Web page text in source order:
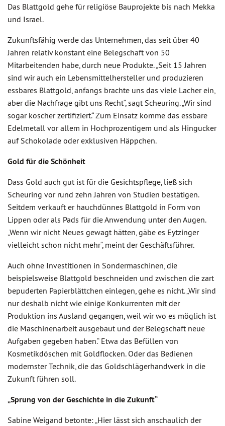
Das Blattgold gehe für religiöse Bauprojekte bis nach Mekka
und Israel.
Zukunftsfähig werde das Unternehmen, das seit über 40
Jahren relativ konstant eine Belegschaft von 50
Mitarbeitenden habe, durch neue Produkte. „Seit 15 Jahren
sind wir auch ein Lebensmittelhersteller und produzieren
essbares Blattgold, anfangs brachte uns das viele Lacher ein,
aber die Nachfrage gibt uns Recht“, sagt Scheuring. „Wir sind
sogar koscher zertifiziert.“ Zum Einsatz komme das essbare
Edelmetall vor allem in Hochprozentigem und als Hingucker
auf Schokolade oder exklusiven Häppchen.
Gold für die Schönheit
Dass Gold auch gut ist für die Gesichtspflege, ließ sich
Scheuring vor rund zehn Jahren von Studien bestätigen.
Seitdem verkauft er hauchdünnes Blattgold in Form von
Lippen oder als Pads für die Anwendung unter den Augen.
„Wenn wir nicht Neues gewagt hätten, gäbe es Eytzinger
vielleicht schon nicht mehr“, meint der Geschäftsführer.
Auch ohne Investitionen in Sondermaschinen, die
beispielsweise Blattgold beschneiden und zwischen die zart
bepuderten Papierblättchen einlegen, gehe es nicht. „Wir sind
nur deshalb nicht wie einige Konkurrenten mit der
Produktion ins Ausland gegangen, weil wir wo es möglich ist
die Maschinenarbeit ausgebaut und der Belegschaft neue
Aufgaben gegeben haben.“ Etwa das Befüllen von
Kosmetikdöschen mit Goldflocken. Oder das Bedienen
modernster Technik, die das Goldschlägerhandwerk in die
Zukunft führen soll.
„Sprung von der Geschichte in die Zukunft“
Sabine Weigand betonte: „Hier lässt sich anschaulich der